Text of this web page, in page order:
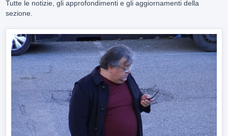
Tutte le notizie, gli approfondimenti e gli aggiornamenti della
sezione.